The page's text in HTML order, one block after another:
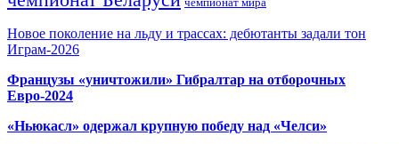
Новое поколение на льду и трассах: дебютанты задали тон
Играм-2026
Французы «уничтожили» Гибралтар на отборочных
Евро-2024
«Ньюкасл» одержал крупную победу над «Челси»